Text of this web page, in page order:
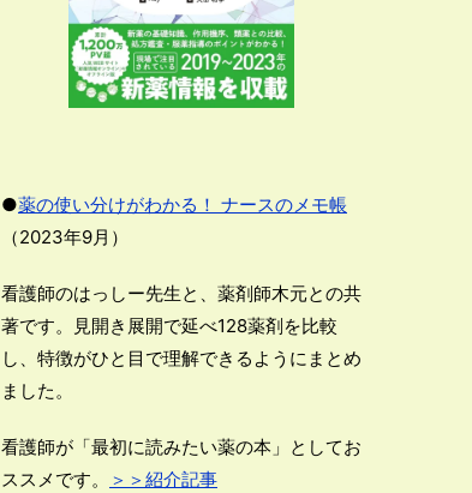
●薬の使い分けがわかる！ ナースのメモ帳
（2023年9月）
看護師のはっしー先生と、薬剤師木元との共
著です。見開き展開で延べ128薬剤を比較
し、特徴がひと目で理解できるようにまとめ
ました。
看護師が「最初に読みたい薬の本」としてお
ススメです。
＞＞紹介記事